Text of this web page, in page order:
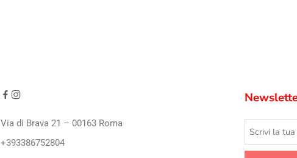
Via di Brava 21 – 00163 Roma
+393386752804